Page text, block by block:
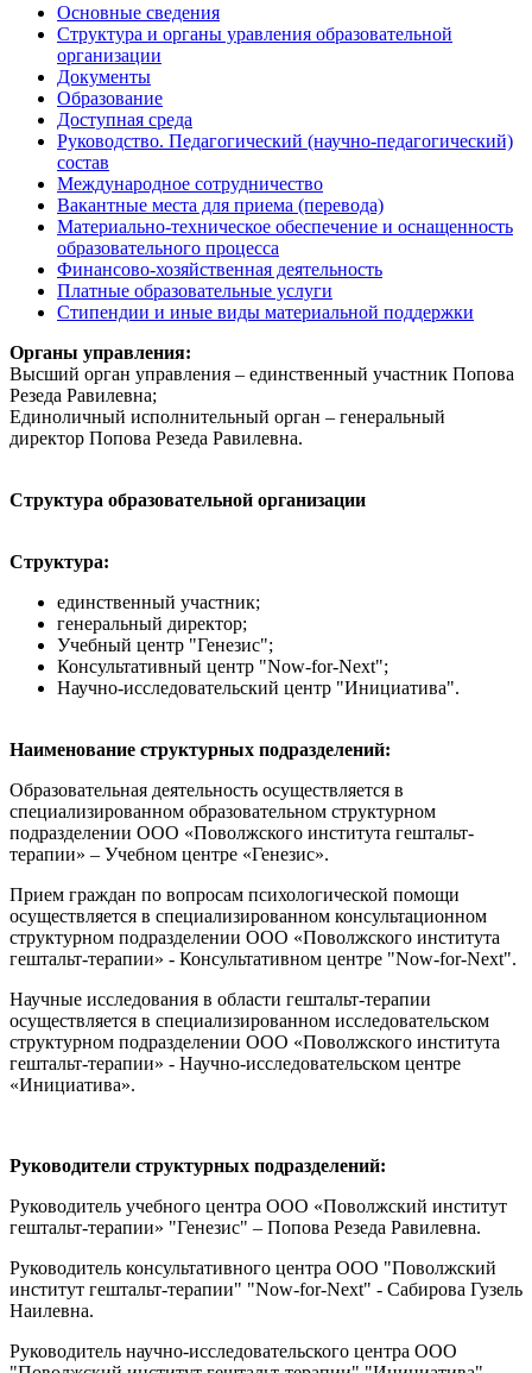
Основные сведения
Структура и органы уравления образовательной
организации
Документы
Образование
Доступная среда
Руководство. Педагогический (научно-педагогический)
состав
Международное сотрудничество
Вакантные места для приема (перевода)
Материально-техническое обеспечение и оснащенность
образовательного процесса
Финансово-хозяйственная деятельность
Платные образовательные услуги
Стипендии и иные виды материальной поддержки
Органы управления:
Высший орган управления – единственный участник Попова
Резеда Равилевна;
Единоличный исполнительный орган – генеральный
директор Попова Резеда Равилевна.
Структура образовательной организации
Структура:
единственный участник;
генеральный директор;
Учебный центр "Генезис";
Консультативный центр "Now-for-Next";
Научно-исследовательский центр "Инициатива".
Наименование структурных подразделений:
Образовательная деятельность осуществляется в
специализированном образовательном структурном
подразделении ООО «Поволжского института гештальт-
терапии» – Учебном центре «Генезис».
Прием граждан по вопросам психологической помощи
осуществляется в специализированном консультационном
структурном подразделении ООО «Поволжского института
гештальт-терапии» - Консультативном центре "Now-for-Next".
Научные исследования в области гештальт-терапии
осуществляется в специализированном исследовательском
структурном подразделении ООО «Поволжского института
гештальт-терапии» - Научно-исследовательском центре
«Инициатива».
Руководители структурных подразделений:
Руководитель учебного центра ООО «Поволжский институт
гештальт-терапии» "Генезис" – Попова Резеда Равилевна.
Руководитель консультативного центра ООО "Поволжский
институт гештальт-терапии" "Now-for-Next" - Сабирова Гузель
Наилевна.
Руководитель научно-исследовательского центра ООО